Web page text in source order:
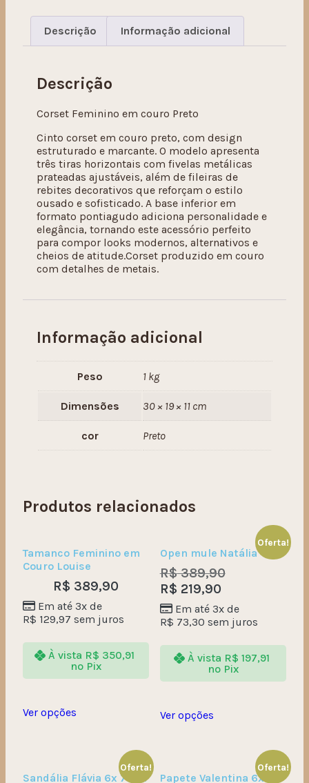
Descrição Informação adicional
Descrição
Corset Feminino em couro Preto
Cinto corset em couro preto, com design
estruturado e marcante. O modelo apresenta
três tiras horizontais com fivelas metálicas
prateadas ajustáveis, além de fileiras de
rebites decorativos que reforçam o estilo
ousado e sofisticado. A base inferior em
formato pontiagudo adiciona personalidade e
elegância, tornando este acessório perfeito
para compor looks modernos, alternativos e
cheios de atitude.Corset produzido em couro
com detalhes de metais.
Informação adicional
Peso 1 kg
Dimensões 30 × 19 × 11 cm
cor Preto
Produtos relacionados
Tamanco Feminino em
Couro Louise
R$ 389,90
Em até 3x de
R$ 129,97 sem juros
À vista R$ 350,91
no Pix
Ver opções
Oferta!
Open mule Natália
R$389,90
R$ 219,90
Em até 3x de
R$ 73,30 sem juros
À vista R$ 197,91
no Pix
Ver opções
Oferta!
Sandália Flávia 6x 78,31
Oferta!
Papete Valentina 6x